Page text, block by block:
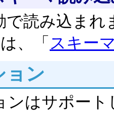
で読み込まれ
、「 スキー
ョン
ンはサポー